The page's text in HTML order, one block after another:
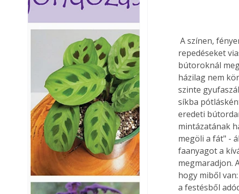
A színen, fényen kívül az idős bútorok felülete esetenként megrepedezhet. A kisebb
repedéseket
bútoroknál
házilag nem
szinte
síkba
eredeti
mintázatának
megöli a fát" -
faanyagot a
megmaradjon.
hogy miből
a festésből